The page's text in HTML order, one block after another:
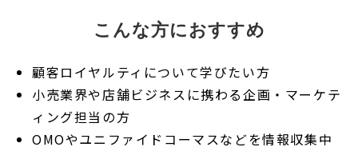
こんな方におすすめ
顧客ロイヤルティについて学びたい方
小売業界や店舗ビジネスに携わる企画・マーケテ
ィング担当の方
OMOやユニファイドコーマスなどを情報収集中